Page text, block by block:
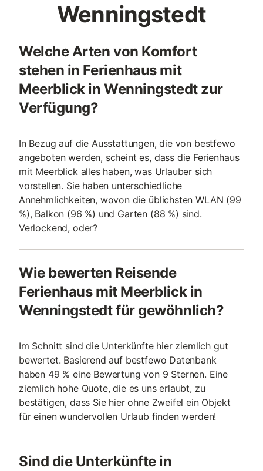
Wenningstedt
Welche Arten von Komfort
stehen in Ferienhaus mit
Meerblick in Wenningstedt zur
Verfügung?
In Bezug auf die Ausstattungen, die von bestfewo
angeboten werden, scheint es, dass die Ferienhaus
mit Meerblick alles haben, was Urlauber sich
vorstellen. Sie haben unterschiedliche
Annehmlichkeiten, wovon die üblichsten WLAN (99
%), Balkon (96 %) und Garten (88 %) sind.
Verlockend, oder?
Wie bewerten Reisende
Ferienhaus mit Meerblick in
Wenningstedt für gewöhnlich?
Im Schnitt sind die Unterkünfte hier ziemlich gut
bewertet. Basierend auf bestfewo Datenbank
haben 49 % eine Bewertung von 9 Sternen. Eine
ziemlich hohe Quote, die es uns erlaubt, zu
bestätigen, dass Sie hier ohne Zweifel ein Objekt
für einen wundervollen Urlaub finden werden!
Sind die Unterkünfte in